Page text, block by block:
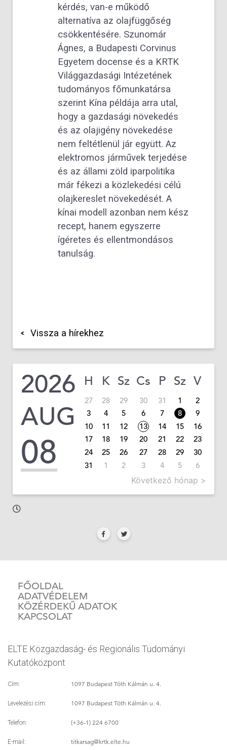
kérdés, van-e működő
alternatíva az olajfüggőség
csökkentésére. Szunomár
Ágnes, a Budapesti Corvinus
Egyetem docense és a KRTK
Világgazdasági Intézetének
tudományos főmunkatársa
szerint Kína példája arra utal,
hogy a gazdasági növekedés
és az olajigény növekedése
nem feltétlenül jár együtt. Az
elektromos járművek terjedése
és az állami zöld iparpolitika
már fékezi a közlekedési célú
olajkereslet növekedését. A
kínai modell azonban nem kész
recept, hanem egyszerre
ígéretes és ellentmondásos
tanulság.
Vissza a hírekhez
2026
AUG
08
H K Sz Cs P Sz V
27 28 29 30 31 1
2
3
4 5 6 7 8
9
10
11 12 13 14 15
16
17
18 19 20 21 22
23
24
25 26 27 28 29
30
31
1 2 3 4 5 6
Következő hónap >
FŐOLDAL
ADATVÉDELEM
KÖZÉRDEKŰ ADATOK
KAPCSOLAT
ELTE Közgazdaság- és Regionális Tudományi
Kutatóközpont
Cím: 1097 Budapest Tóth Kálmán u. 4.
Levelezési cím: 1097 Budapest Tóth Kálmán u. 4.
Telefon: (+36-1) 224 6700
E-mail: titkarsag@krtk.elte.hu